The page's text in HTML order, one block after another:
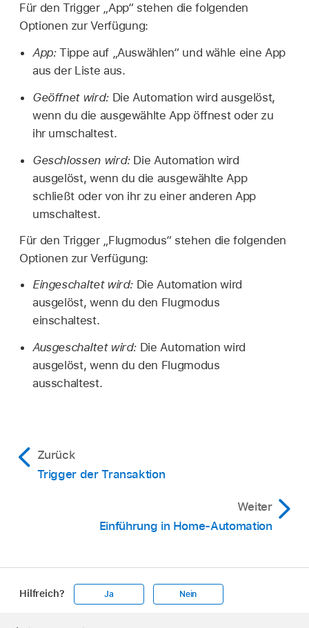
Für den Trigger „App“ stehen die folgenden
Optionen zur Verfügung:
App:Tippe auf „Auswählen“ und wähle eine App
aus der Liste aus.
Geöffnet wird:Die Automation wird ausgelöst,
wenn du die ausgewählte App öffnest oder zu
ihr umschaltest.
Geschlossen wird:Die Automation wird
ausgelöst, wenn du die ausgewählte App
schließt oder von ihr zu einer anderen App
umschaltest.
Für den Trigger „Flugmodus“ stehen die folgenden
Optionen zur Verfügung:
Eingeschaltet wird: Die Automation wird
ausgelöst, wenn du den Flugmodus
einschaltest.
Ausgeschaltet wird: Die Automation wird
ausgelöst, wenn du den Flugmodus
ausschaltest.
Zurück
Trigger der Transaktion
Weiter
Einführung in Home-Automation
Hilfreich? Ja Nein